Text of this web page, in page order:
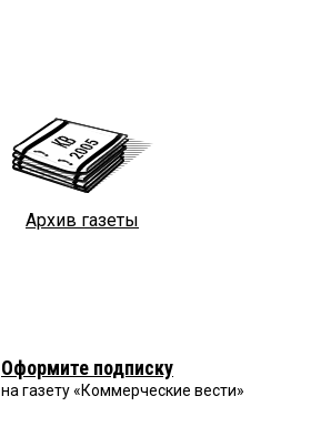
Архив газеты
Оформите подписку
на газету «Коммерческие вести»